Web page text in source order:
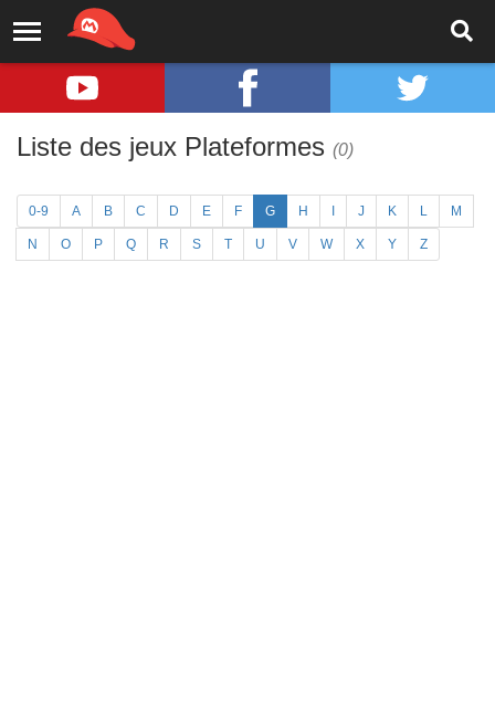
Liste des jeux Plateformes (0)
0-9 A B C D E F G H J K L M
N O P Q R S T U V W X Y Z